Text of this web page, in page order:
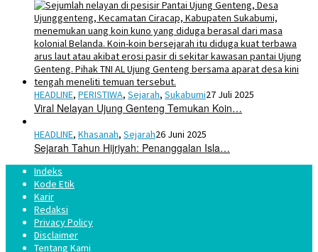
HEADLINE, PERISTIWA, Sejarah, Sukabumi27 Juli 2025
Viral Nelayan Ujung Genteng Temukan Koin…
HEADLINE, Khasanah, Sejarah26 Juni 2025
Sejarah Tahun Hijriyah: Penanggalan Isla…
Indeks
Kode Etik
Karir
Redaksi
Privacy Policy
Disclaimer
Tentang Kami